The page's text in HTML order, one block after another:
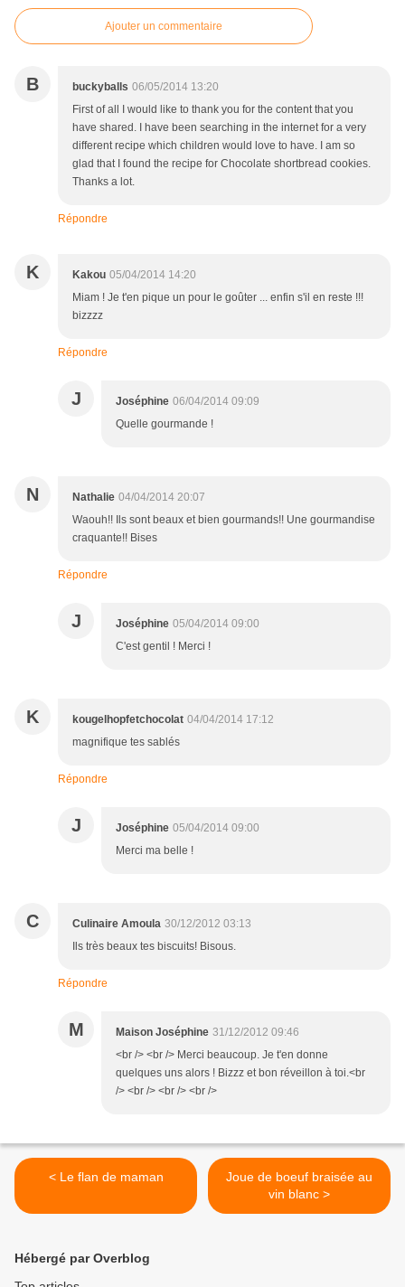
Ajouter un commentaire
B buckyballs 06/05/2014 13:20
First of all I would like to thank you for the content that you
have shared. I have been searching in the internet for a very
different recipe which children would love to have. I am so
glad that I found the recipe for Chocolate shortbread cookies.
Thanks a lot.
Répondre
K Kakou 05/04/2014 14:20
Miam ! Je t'en pique un pour le goûter ... enfin s'il en reste !!!
bizzzz
Répondre
J Joséphine 06/04/2014 09:09
Quelle gourmande !
N Nathalie 04/04/2014 20:07
Waouh!! Ils sont beaux et bien gourmands!! Une gourmandise
craquante!! Bises
Répondre
J Joséphine 05/04/2014 09:00
C'est gentil ! Merci !
K kougelhopfetchocolat 04/04/2014 17:12
magnifique tes sablés
Répondre
J Joséphine 05/04/2014 09:00
Merci ma belle !
C Culinaire Amoula 30/12/2012 03:13
Ils très beaux tes biscuits! Bisous.
Répondre
M Maison Joséphine 31/12/2012 09:46
<br /> <br /> Merci beaucoup. Je t'en donne
quelques uns alors ! Bizzz et bon réveillon à toi.<br
/> <br /> <br /> <br />
< Le flan de maman
Joue de boeuf braisée au
vin blanc >
Hébergé par Overblog